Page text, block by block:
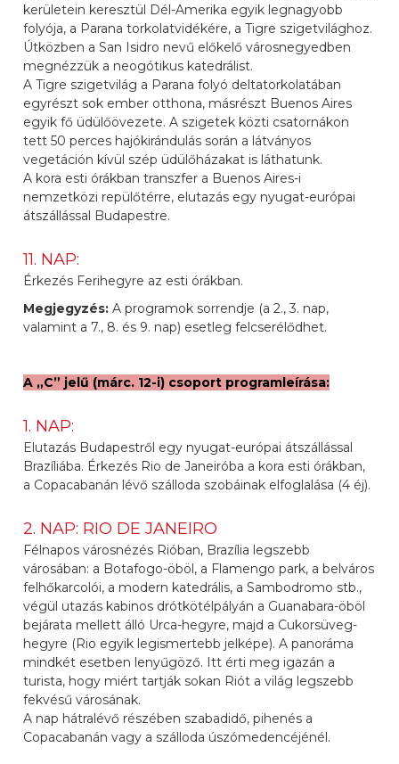
kerületein keresztül Dél-Amerika egyik legnagyobb
folyója, a Parana torkolatvidékére, a Tigre szigetvilághoz.
Útközben a San Isidro nevű előkelő városnegyedben
megnézzük a neogótikus katedrálist.
A Tigre szigetvilág a Parana folyó deltatorkolatában
egyrészt sok ember otthona, másrészt Buenos Aires
egyik fő üdülőövezete. A szigetek közti csatornákon
tett 50 perces hajókirándulás során a látványos
vegetáción kívül szép üdülőházakat is láthatunk.
A kora esti órákban transzfer a Buenos Aires-i
nemzetközi repülőtérre, elutazás egy nyugat-európai
átszállással Budapestre.
11. NAP:
Érkezés Ferihegyre az esti órákban.
Megjegyzés: A programok sorrendje (a 2., 3. nap,
valamint a 7., 8. és 9. nap) esetleg felcserélődhet.
A „C” jelű (márc. 12-i) csoport programleírása:
1. NAP:
Elutazás Budapestről egy nyugat-európai átszállással
Brazíliába. Érkezés Rio de Janeiróba a kora esti órákban,
a Copacabanán lévő szálloda szobáinak elfoglalása (4 éj).
2. NAP: RIO DE JANEIRO
Félnapos városnézés Rióban, Brazília legszebb
városában: a Botafogo-öböl, a Flamengo park, a belváros
felhőkarcolói, a modern katedrális, a Sambodromo stb.,
végül utazás kabinos drótkötélpályán a Guanabara-öböl
bejárata mellett álló Urca-hegyre, majd a Cukorsüveg-
hegyre (Rio egyik legismertebb jelképe). A panoráma
mindkét esetben lenyűgöző. Itt érti meg igazán a
turista, hogy miért tartják sokan Riót a világ legszebb
fekvésű városának.
A nap hátralévő részében szabadidő, pihenés a
Copacabanán vagy a szálloda úszómedencéjénél.